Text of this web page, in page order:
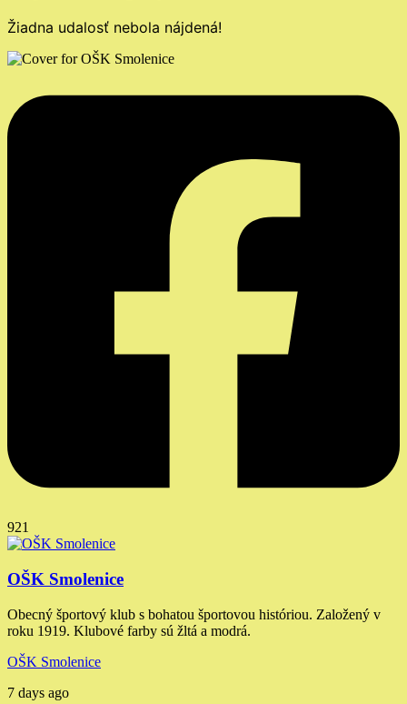
Žiadna udalosť nebola nájdená!
921
OŠK Smolenice
Obecný športový klub s bohatou športovou históriou. Založený v
roku 1919. Klubové farby sú žltá a modrá.
OŠK Smolenice
7 days ago